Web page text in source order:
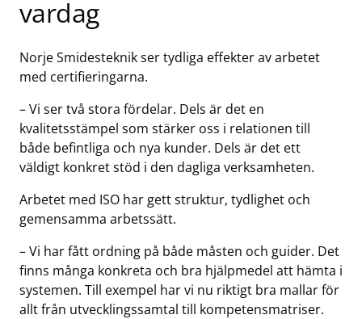
vardag
Norje Smidesteknik ser tydliga effekter av arbetet
med certifieringarna.
– Vi ser två stora fördelar. Dels är det en
kvalitetsstämpel som stärker oss i relationen till
både befintliga och nya kunder. Dels är det ett
väldigt konkret stöd i den dagliga verksamheten.
Arbetet med ISO har gett struktur, tydlighet och
gemensamma arbetssätt.
– Vi har fått ordning på både måsten och guider. Det
finns många konkreta och bra hjälpmedel att hämta i
systemen. Till exempel har vi nu riktigt bra mallar för
allt från utvecklingssamtal till kompetensmatriser.